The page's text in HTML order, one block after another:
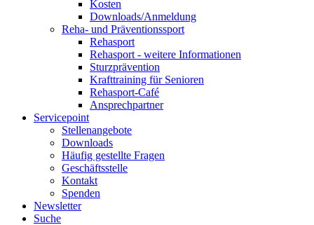
Kosten
Downloads/Anmeldung
Reha- und Präventionssport
Rehasport
Rehasport - weitere Informationen
Sturzprävention
Krafttraining für Senioren
Rehasport-Café
Ansprechpartner
Servicepoint
Stellenangebote
Downloads
Häufig gestellte Fragen
Geschäftsstelle
Kontakt
Spenden
Newsletter
Suche